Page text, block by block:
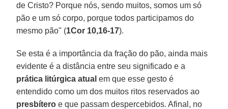
de Cristo? Porque nós, sendo muitos, somos um só
pão e um só corpo, porque todos participamos do
mesmo pão" (1Cor 10,16-17).
Se esta é a importância da fração do pão, ainda mais
evidente é a distância entre seu significado e a
prática litúrgica atual em que esse gesto é
entendido como um dos muitos ritos reservados ao
presbítero e que passam despercebidos. Afinal, no